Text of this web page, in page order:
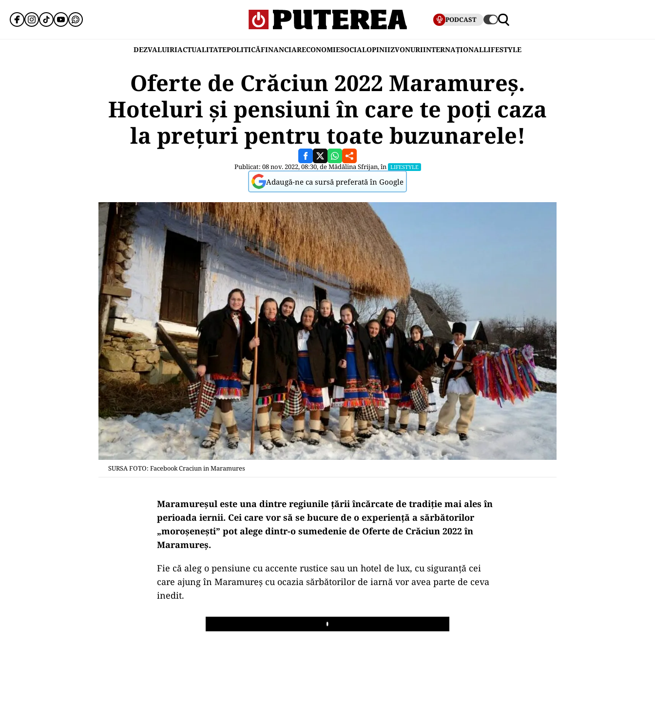
PODCAST
DEZVALUIRIACTUALITATEPOLITICĂFINANCIARECONOMIESOCIALOPINIIZVONURIINTERNAȚIONALLIFESTYLE
Oferte de Crăciun 2022 Maramureș.
Hoteluri și pensiuni în care te poți caza
la prețuri pentru toate buzunarele!
Publicat: 08 nov. 2022, 08:30, deMădălina Sfrijan, în LIFESTYLE
Adaugă-ne ca sursă preferată în Google
SURSA FOTO: Facebook Craciun in Maramures
Maramureșul este una dintre regiunile țării încărcate de tradiție mai ales în
perioada iernii. Cei care vor să se bucure de o experiență a sărbătorilor
„moroșenești” pot alege dintr-o sumedenie de Oferte de Crăciun 2022 în
Maramureș.
Fie că aleg o pensiune cu accente rustice sau un hotel de lux, cu siguranță cei
care ajung în Maramureș cu ocazia sărbătorilor de iarnă vor avea parte de ceva
inedit.
Play